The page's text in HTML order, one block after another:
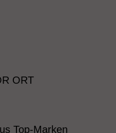
ORT
Top-Marken